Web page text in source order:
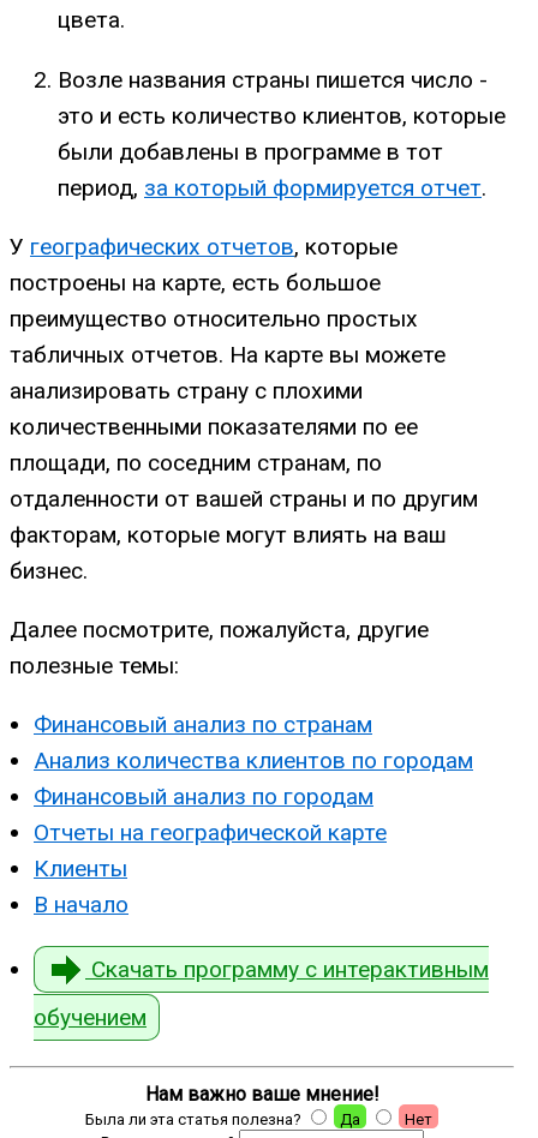
цвета.
Возле названия страны пишется число -
это и есть количество клиентов, которые
были добавлены в программе в тот
период, за который формируется отчет.
У географических отчетов, которые
построены на карте, есть большое
преимущество относительно простых
табличных отчетов. На карте вы можете
анализировать страну с плохими
количественными показателями по ее
площади, по соседним странам, по
отдаленности от вашей страны и по другим
факторам, которые могут влиять на ваш
бизнес.
Далее посмотрите, пожалуйста, другие
полезные темы:
Финансовый анализ по странам
Анализ количества клиентов по городам
Финансовый анализ по городам
Отчеты на географической карте
Клиенты
В начало
Скачать программу с интерактивным
обучением
Нам важно ваше мнение!
Была ли эта статья полезна? Да
Нет